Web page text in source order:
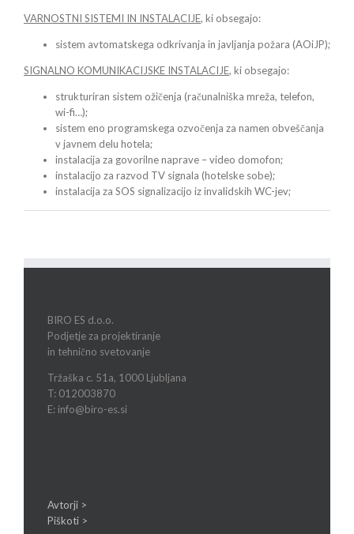
VARNOSTNI SISTEMI IN INSTALACIJE, ki obsegajo:
sistem avtomatskega odkrivanja in javljanja požara (AOiJP);
SIGNALNO KOMUNIKACIJSKE INSTALACIJE, ki obsegajo:
strukturiran sistem ožičenja (računalniška mreža, telefon,
wi-fi…);
sistem eno programskega ozvočenja za namen obveščanja
v javnem delu hotela;
instalacija za govorilne naprave – video domofon;
instalacijo za razvod TV signala (hotelske sobe);
instalacija za SOS signalizacijo iz invalidskih WC-jev;
BIRO ES d.o.o.
Podjetje za projektiranje
in tehnično svetovanje
Tržaška c. 51a, 1000 Ljubljana
T: 012003870
E: info@biro-es.si
Avtorji >
Piškoti >